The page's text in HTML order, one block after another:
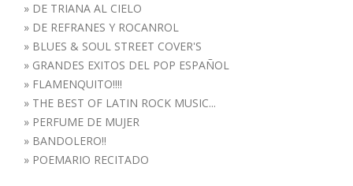
» DE TRIANA AL CIELO
» DE REFRANES Y ROCANROL
» BLUES & SOUL STREET COVER'S
» GRANDES EXITOS DEL POP ESPAÑOL
» FLAMENQUITO!!!!
» THE BEST OF LATIN ROCK MUSIC...
» PERFUME DE MUJER
» BANDOLERO!!
» POEMARIO RECITADO